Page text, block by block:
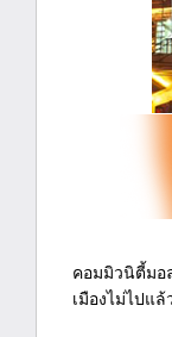
คอมมิวนิตี้มอ
เมืองไม่ไปแ